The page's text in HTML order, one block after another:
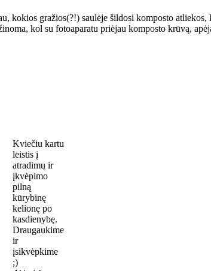
kokios gražios(?!) saulėje šildosi komposto
kol su fotoaparatu priėjau komposto krūvą,
Kviečiu kartu
leistis į
atradimų ir
įkvėpimo
pilną
kūrybinę
kelionę po
kasdienybę.
Draugaukime
ir
įsikvėpkime
;)